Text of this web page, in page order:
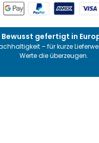
Bewusst gefertigt in
– für kurze
Werte die überzeugen.